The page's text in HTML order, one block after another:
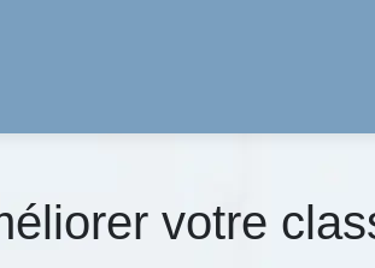
votre